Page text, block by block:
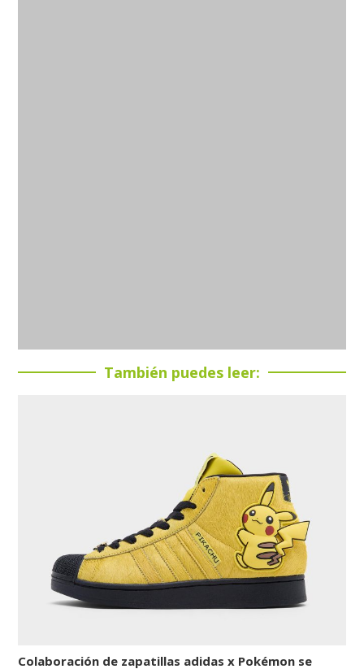
También puedes leer:
Colaboración de zapatillas adidas x Pokémon se